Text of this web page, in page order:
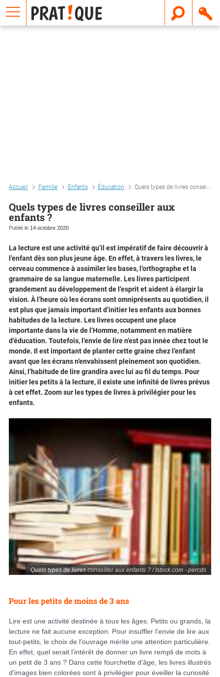
Accueil Famille Enfants Éducation Quels types de livres conseiller aux enfants ?
Quels types de livres conseiller aux
enfants ?
Publié le 14 octobre 2020
Quels types de livres conseiller aux enfants ? / Istock.com - percds
La lecture est une activité qu’il est impératif de faire découvrir à
l’enfant dès son plus jeune âge. En effet, à travers les livres, le
cerveau commence à assimiler les bases, l’orthographe et la
grammaire de sa langue maternelle. Les livres participent
grandement au développement de l’esprit et aident à élargir la
vision. À l’heure où les écrans sont omniprésents au quotidien, il
est plus que jamais important d’initier les enfants aux bonnes
habitudes de la lecture. Les livres occupent une place
importante dans la vie de l’Homme, notamment en matière
d’éducation. Toutefois, l’envie de lire n’est pas innée chez tout le
monde. Il est important de planter cette graine chez l’enfant
avant que les écrans n’envahissent pleinement son quotidien.
Ainsi, l’habitude de lire grandira avec lui au fil du temps. Pour
initier les petits à la lecture, il existe une infinité de livres prévus
à cet effet. Zoom sur les types de livres à privilégier pour les
enfants.
Pour les petits de moins de 3 ans
Lire est une activité destinée à tous les âges. Petits ou grands, la
lecture ne fait aucune exception. Pour insuffler l’envie de lire aux
tout-petits, le choix de l’ouvrage mérite une attention particulière.
En effet, quel serait l’intérêt de donner un livre rempli de mots à
un petit de 3 ans ? Dans cette fourchette d’âge, les livres illustrés
d’images bien colorées sont à privilégier pour éveiller la curiosité.
E
m
a